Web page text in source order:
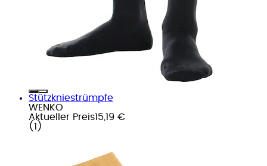
Stützkniestrümpfe
WENKO
Aktueller Preis15,19 €
( 1 )